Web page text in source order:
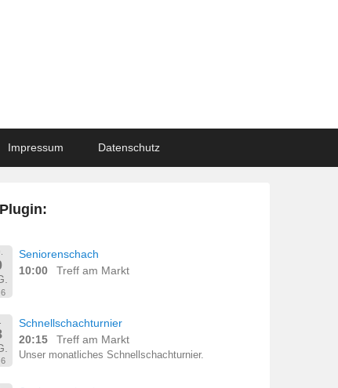
Impressum Datenschutz
Seniorenschach
10:00
Treff am Markt
Schnellschachturnier
20:15
Treff am Markt
Unser monatliches Schnellschachturnier.